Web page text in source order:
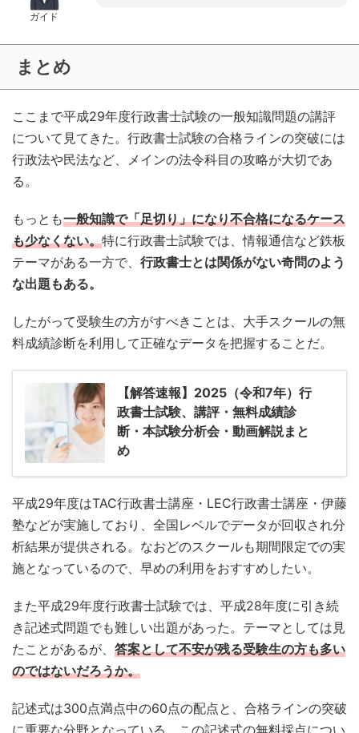
ガイド
まとめ
ここまで平成29年度行政書士試験の一般知識問題の講評
について見てきた。行政書士試験の合格ラインの突破には
行政法や民法など、メインの法令科目の攻略が大切であ
る。
もっとも一般知識で「足切り」になり不合格になるケース
も少なくない。特に行政書士試験では、情報通信など鉄板
テーマがある一方で、 行政書士とは関係がない奇問のよう
な出題もある。
したがって受験生の方がすべきことは、大手スクールの無
料成績診断を利用して正確なデータを把握することだ。
【解答速報】2025（令和7年）行
政書士試験、講評・無料成績診
断・本試験分析会・動画解説まと
め
平成29年度はTAC行政書士講座・LEC行政書士講座・伊藤
塾などが実施しており、全国レベルでデータが回収され分
析結果が提供される。なおどのスクールも期間限定での実
施となっているので、早めの利用をおすすめしたい。
また平成29年度行政書士試験では、平成28年度に引き続
き記述式問題でも難しい出題があった。テーマとしては見
たことがあるが、 答案として不安が残る受験生の方も多い
のではないだろうか。
記述式は300点満点中の60点の配点と、合格ラインの突破
に重要な分野となっている。この記述式の無料採点につい